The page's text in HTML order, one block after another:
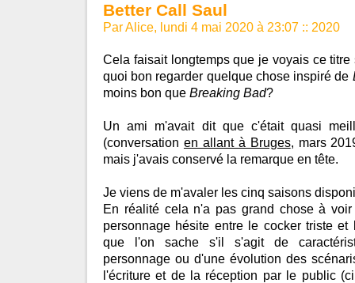
Better Call Saul
Par Alice, lundi 4 mai 2020 à 23:07 :: 2020
Cela faisait longtemps que je voyais ce
quoi bon regarder quelque chose inspiré de
moins bon que Breaking Bad?
Un ami m'avait dit que c'était quasi
(conversation en allant à Bruges, mars
mais j'avais conservé la remarque en tête.
Je viens de m'avaler les cinq saisons
En réalité cela n'a pas grand chose à
personnage hésite entre le cocker triste
que l'on sache s'il s'agit de
personnage ou d'une évolution des
l'écriture et de la réception par le public